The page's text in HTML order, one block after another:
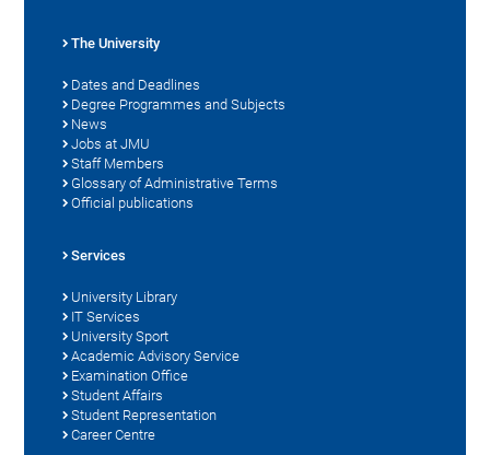
The University
Dates and Deadlines
Degree Programmes and Subjects
News
Jobs at JMU
Staff Members
Glossary of Administrative Terms
Official publications
Services
University Library
IT Services
University Sport
Academic Advisory Service
Examination Office
Student Affairs
Student Representation
Career Centre